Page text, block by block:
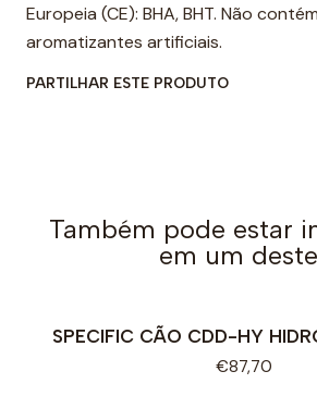
Europeia (CE): BHA, BHT. Não
aromatizantes artificiais.
PARTILHAR ESTE PRODUTO
Também pode estar
em um
SPECIFIC CÃO CDD-HY
€87,70